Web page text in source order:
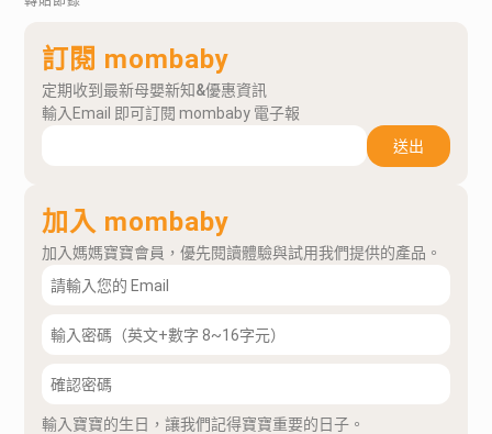
訂閱 mombaby
定期收到最新母嬰新知&優惠資訊
輸入Email 即可訂閱 mombaby 電子報
送出
加入 mombaby
加入媽媽寶寶會員，優先閱讀體驗與試用我們提供的產品。
輸入寶寶的生日，讓我們記得寶寶重要的日子。